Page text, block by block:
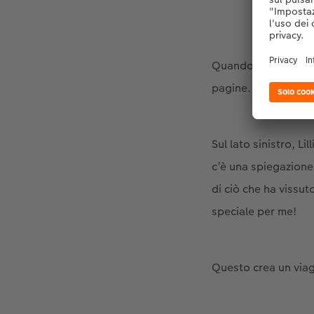
Quando Jana
pagine. Sua figlia
Sul lato sinistro,
c’è una
di ciò che ha
speciale per me!
Questo crea un